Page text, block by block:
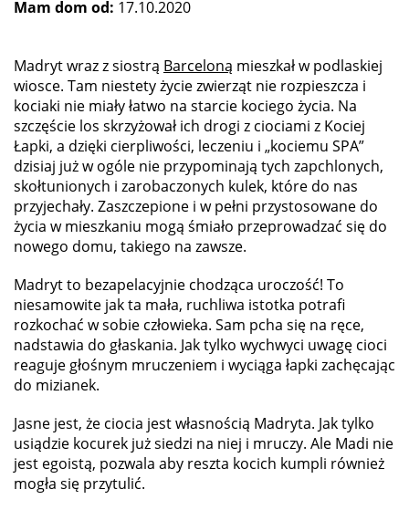
Mam dom od: 17.10.2020
Madryt wraz z siostrą Barceloną mieszkał w podlaskiej
wiosce. Tam niestety życie zwierząt nie rozpieszcza i
kociaki nie miały łatwo na starcie kociego życia. Na
szczęście los skrzyżował ich drogi z ciociami z Kociej
Łapki, a dzięki cierpliwości, leczeniu i „kociemu SPA”
dzisiaj już w ogóle nie przypominają tych zapchlonych,
skołtunionych i zarobaczonych kulek, które do nas
przyjechały. Zaszczepione i w pełni przystosowane do
życia w mieszkaniu mogą śmiało przeprowadzać się do
nowego domu, takiego na zawsze.
Madryt to bezapelacyjnie chodząca uroczość! To
niesamowite jak ta mała, ruchliwa istotka potrafi
rozkochać w sobie człowieka. Sam pcha się na ręce,
nadstawia do głaskania. Jak tylko wychwyci uwagę cioci
reaguje głośnym mruczeniem i wyciąga łapki zachęcając
do mizianek.
Jasne jest, że ciocia jest własnością Madryta. Jak tylko
usiądzie kocurek już siedzi na niej i mruczy. Ale Madi nie
jest egoistą, pozwala aby reszta kocich kumpli również
mogła się przytulić.